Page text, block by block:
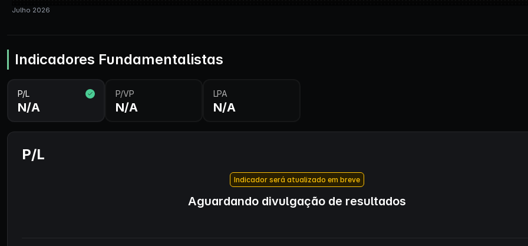
Indicadores Fundamentalistas
P/L
N/A
P/VP
N/A
LPA
N/A
P/L
Indicador será atualizado em breve
Aguardando divulgação de resultados